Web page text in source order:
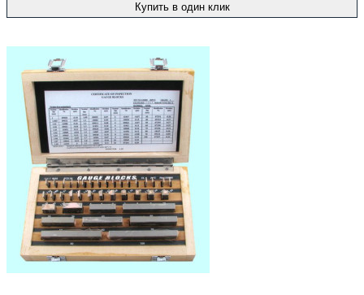
Купить в один клик